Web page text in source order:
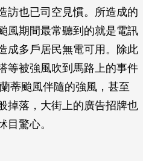
訪也已司空見慣。所造成的
風期間最常聽到的就是電訊
成多戶居民無電可用。除此
等被強風吹到馬路上的事件
蒂颱風伴隨的強風，甚至
掉落，大街上的廣告招牌也
目驚心。